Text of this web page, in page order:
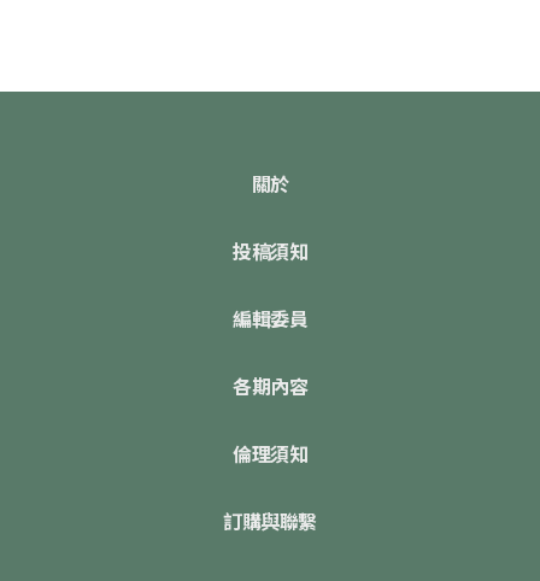
關於
投稿須知
編輯委員
各期內容
倫理須知
訂購與聯繫